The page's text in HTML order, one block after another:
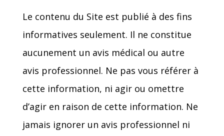
Le contenu du Site est publié à des fins
informatives seulement. Il ne constitue
aucunement un avis médical ou autre
avis professionnel. Ne pas vous référer à
cette information, ni agir ou omettre
d’agir en raison de cette information. Ne
jamais ignorer un avis professionnel ni